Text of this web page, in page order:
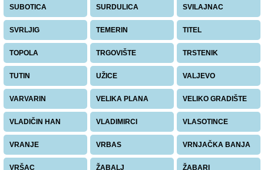
SUBOTICA SURDULICA SVILAJNAC
SVRLJIG TEMERIN TITEL
TOPOLA TRGOVIŠTE TRSTENIK
TUTIN UŽICE VALJEVO
VARVARIN VELIKA PLANA VELIKO GRADIŠTE
VLADIČIN HAN VLADIMIRCI VLASOTINCE
VRANJE VRBAS VRNJAČKA BANJA
VRŠAC ŽABALJ ŽABARI